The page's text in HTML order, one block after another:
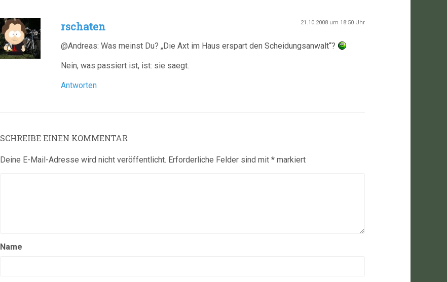
rschaten 21.10.2008 um 18:50 Uhr
@Andreas: Was meinst Du? „Die Axt im Haus erspart den Scheidungsanwalt“?
Nein, was passiert ist, ist: sie saegt.
Antworten
SCHREIBE EINEN KOMMENTAR
Deine E-Mail-Adresse wird nicht veröffentlicht. Erforderliche Felder sind mit * markiert
Name